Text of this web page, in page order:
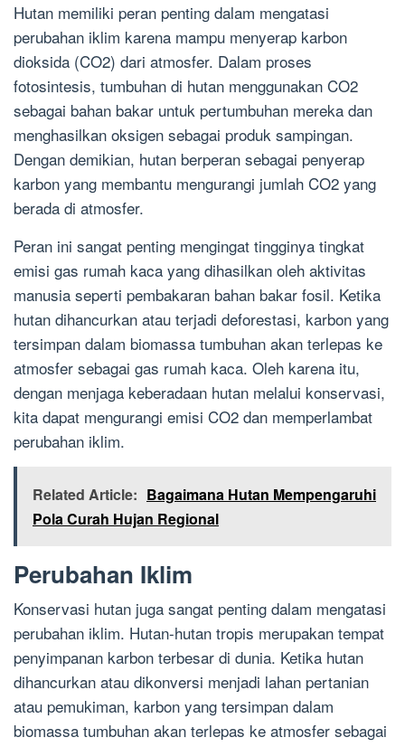
Hutan memiliki peran penting dalam mengatasi
perubahan iklim karena mampu menyerap karbon
dioksida (CO2) dari atmosfer. Dalam proses
fotosintesis, tumbuhan di hutan menggunakan CO2
sebagai bahan bakar untuk pertumbuhan mereka dan
menghasilkan oksigen sebagai produk sampingan.
Dengan demikian, hutan berperan sebagai penyerap
karbon yang membantu mengurangi jumlah CO2 yang
berada di atmosfer.
Peran ini sangat penting mengingat tingginya tingkat
emisi gas rumah kaca yang dihasilkan oleh aktivitas
manusia seperti pembakaran bahan bakar fosil. Ketika
hutan dihancurkan atau terjadi deforestasi, karbon yang
tersimpan dalam biomassa tumbuhan akan terlepas ke
atmosfer sebagai gas rumah kaca. Oleh karena itu,
dengan menjaga keberadaan hutan melalui konservasi,
kita dapat mengurangi emisi CO2 dan memperlambat
perubahan iklim.
Related Article: Bagaimana Hutan Mempengaruhi
Pola Curah Hujan Regional
Perubahan Iklim
Konservasi hutan juga sangat penting dalam mengatasi
perubahan iklim. Hutan-hutan tropis merupakan tempat
penyimpanan karbon terbesar di dunia. Ketika hutan
dihancurkan atau dikonversi menjadi lahan pertanian
atau pemukiman, karbon yang tersimpan dalam
biomassa tumbuhan akan terlepas ke atmosfer sebagai